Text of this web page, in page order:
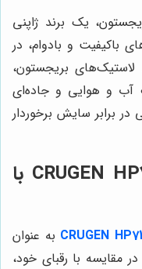
یک برند ژاپنی
باکیفیت و بادوام، در
بریجستون،
آب و هوایی و جاده‌ای
در برابر سایش برخوردار
مقایسه لاستیک کومهو CRUGEN HP71 با
به عنوان
مقایسه با رقبای خود،